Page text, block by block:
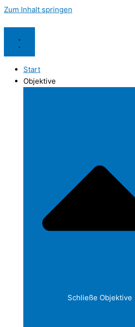
Zum Inhalt springen
Start
Objektive
Schließe Objektive